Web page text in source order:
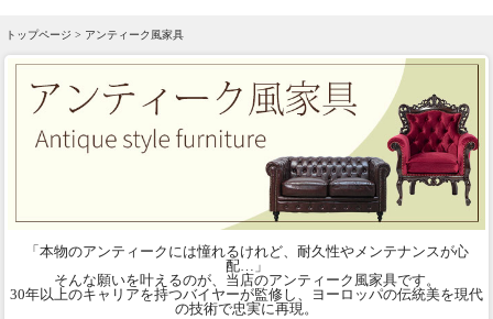
トップページ > アンティーク風家具
「本物のアンティークには憧れるけれど、耐久性やメンテナンスが心
配…」
そんな願いを叶えるのが、当店のアンティーク風家具です。
30年以上のキャリアを持つバイヤーが監修し、ヨーロッパの伝統美を現代
の技術で忠実に再現。